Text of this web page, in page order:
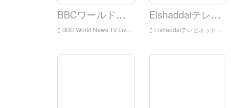
BBCワールドニューステレビ
BBC World News TV Live Online、BBC World News TV HD Live Streaming、BBC World News TV Watch Live TVがイギリスのLive TV
Elshaddaiテレビネットワーク
Elshaddaiテレビネットワークをオンラインでライブ、ElshaddaiテレビネットワークHD Live Streaming、Elshaddaiテレビネットワークを見るイングランドからライブテレビを見る